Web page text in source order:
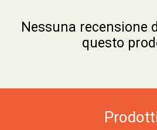
Nessuna recensione
questo